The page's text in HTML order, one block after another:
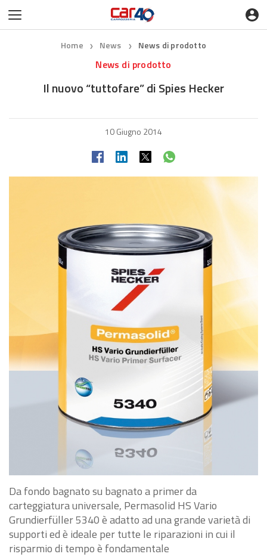
Home ❯ News ❯ News di prodotto
News di prodotto
Il nuovo “tuttofare” di Spies Hecker
10 Giugno 2014
Da fondo bagnato su bagnato a primer da
carteggiatura universale, Permasolid HS Vario
Grundierfüller 5340 è adatto ad una grande varietà di
supporti ed è ideale per tutte le riparazioni in cui il
risparmio di tempo è fondamentale